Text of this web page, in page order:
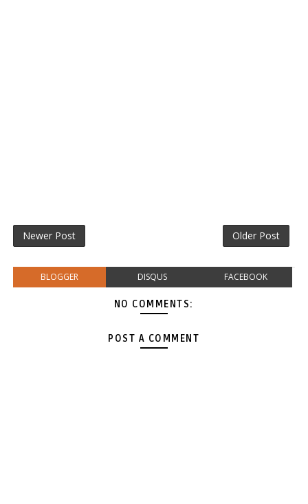
Newer Post Older Post
BLOGGER DISQUS FACEBOOK
NO COMMENTS:
POST A COMMENT